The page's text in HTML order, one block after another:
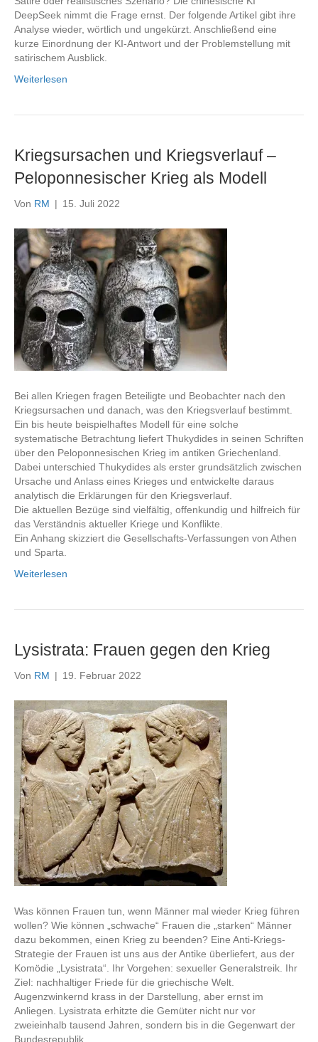
DeepSeek nimmt die Frage ernst. Der folgende Artikel gibt ihre
Analyse wieder, wörtlich und ungekürzt. Anschließend eine
kurze Einordnung der KI-Antwort und der Problemstellung mit
satirischem Ausblick.
Weiterlesen
Kriegsursachen und Kriegsverlauf –
Peloponnesischer Krieg als Modell
Von RM | 15. Juli 2022
Bei allen Kriegen fragen Beteiligte und Beobachter nach den
Kriegsursachen und danach, was den Kriegsverlauf bestimmt.
Ein bis heute beispielhaftes Modell für eine solche
systematische Betrachtung liefert Thukydides in seinen Schriften
über den Peloponnesischen Krieg im antiken Griechenland.
Dabei unterschied Thukydides als erster grundsätzlich zwischen
Ursache und Anlass eines Krieges und entwickelte daraus
analytisch die Erklärungen für den Kriegsverlauf.
Die aktuellen Bezüge sind vielfältig, offenkundig und hilfreich für
das Verständnis aktueller Kriege und Konflikte.
Ein Anhang skizziert die Gesellschafts-Verfassungen von Athen
und Sparta.
Weiterlesen
Lysistrata: Frauen gegen den Krieg
Von RM | 19. Februar 2022
Was können Frauen tun, wenn Männer mal wieder Krieg führen
wollen? Wie können „schwache“ Frauen die „starken“ Männer
dazu bekommen, einen Krieg zu beenden? Eine Anti-Kriegs-
Strategie der Frauen ist uns aus der Antike überliefert, aus der
Komödie „Lysistrata“. Ihr Vorgehen: sexueller Generalstreik. Ihr
Ziel: nachhaltiger Friede für die griechische Welt.
Augenzwinkernd krass in der Darstellung, aber ernst im
Anliegen. Lysistrata erhitzte die Gemüter nicht nur vor
zweieinhalb tausend Jahren, sondern bis in die Gegenwart der
Bundesrepublik.